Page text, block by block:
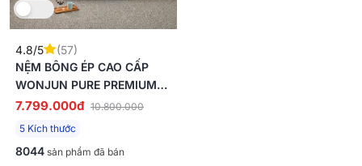
4.8/5
(57)
NỆM BÔNG ÉP CAO CẤP
WONJUN PURE PREMIUM
NÂNG ĐỠ VỮNG CHẮC DÀY
7.799.000đ 10.800.000
5 Kích thước
8044 sản phẩm đã bán